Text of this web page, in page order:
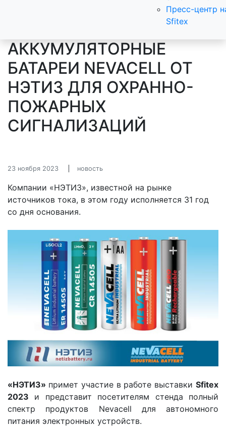
Пресс-центр
Sfitex
АККУМУЛЯТОРНЫЕ
БАТАРЕИ NEVACELL ОТ
НЭТИЗ ДЛЯ ОХРАННО-
ПОЖАРНЫХ
СИГНАЛИЗАЦИЙ
23 ноября 2023 новость
Компании «НЭТИЗ», известной на рынке
источников тока, в этом году исполняется 31 год
со дня основания.
«НЭТИЗ» примет участие в работе выставкиSfitex
2023 и представит посетителям стенда полный
спектр продуктов Nevacell для автономного
питания электронных устройств.